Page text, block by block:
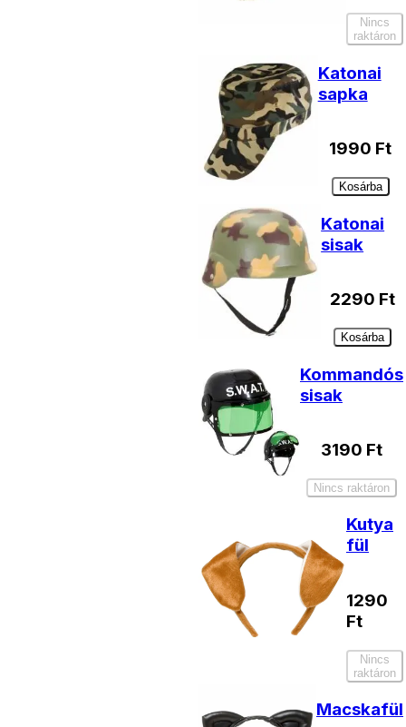
Nincs
raktáron
Katonai
sapka
1990 Ft
Kosárba
Katonai
sisak
2290 Ft
Kosárba
Kommandós
sisak
3190 Ft
Nincs raktáron
Kutya
fül
1290
Ft
Nincs
raktáron
Macskafül